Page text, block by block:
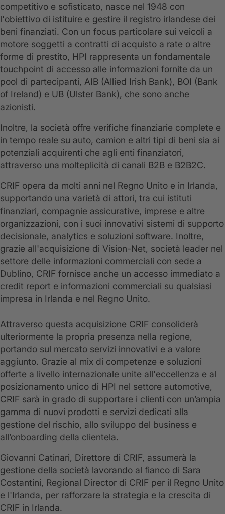
competitivo e sofisticato, nasce nel 1948 con
l'obiettivo di istituire e gestire il registro irlandese dei
beni finanziati. Con un focus particolare sui veicoli a
motore soggetti a contratti di acquisto a rate o altre
forme di prestito, HPI rappresenta un fondamentale
touchpoint di accesso alle informazioni fornite da un
pool di partecipanti, AIB (Allied Irish Bank), BOI (Bank
of Ireland) e UB (Ulster Bank), che sono anche
azionisti.
Inoltre, la società offre verifiche finanziarie complete e
in tempo reale su auto, camion e altri tipi di beni sia ai
potenziali acquirenti che agli enti finanziatori,
attraverso una molteplicità di canali B2B e B2B2C.
CRIF opera da molti anni nel Regno Unito e in Irlanda,
supportando una varietà di attori, tra cui istituti
finanziari, compagnie assicurative, imprese e altre
organizzazioni, con i suoi innovativi sistemi di supporto
decisionale, analytics e soluzioni software. Inoltre,
grazie all'acquisizione di Vision-Net, società leader nel
settore delle informazioni commerciali con sede a
Dublino, CRIF fornisce anche un accesso immediato a
credit report e informazioni commerciali su qualsiasi
impresa in Irlanda e nel Regno Unito.
Attraverso questa acquisizione CRIF consoliderà
ulteriormente la propria presenza nella regione,
portando sul mercato servizi innovativi e a valore
aggiunto. Grazie al mix di competenze e soluzioni
offerte a livello internazionale unite all'eccellenza e al
posizionamento unico di HPI nel settore automotive,
CRIF sarà in grado di supportare i clienti con un’ampia
gamma di nuovi prodotti e servizi dedicati alla
gestione del rischio, allo sviluppo del business e
all’onboarding della clientela.
Giovanni Catinari, Direttore di CRIF, assumerà la
gestione della società lavorando al fianco di Sara
Costantini, Regional Director di CRIF per il Regno Unito
e l'Irlanda, per rafforzare la strategia e la crescita di
CRIF in Irlanda.